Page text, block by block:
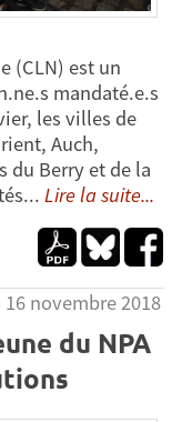
(CLN) est un
mandaté.e.s
les villes de
Auch,
du Berry et de la
Lire la suite...
16 novembre 2018
du NPA